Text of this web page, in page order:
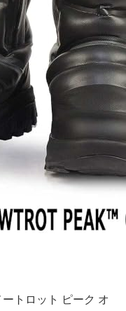
トロット ピーク オ